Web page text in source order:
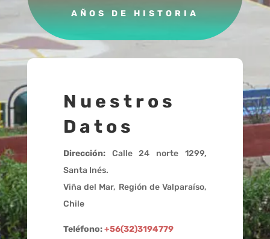
AÑOS DE HISTORIA
Nuestros
Datos
Dirección:Calle 24 norte 1299,
Santa Inés.
Viña del Mar, Región de Valparaíso,
Chile
Teléfono:+56(32)3194779